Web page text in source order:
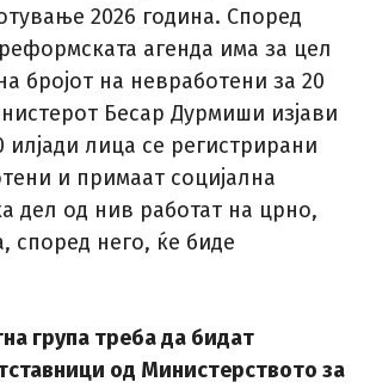
2026 година. Според
агенда има за цел
бројот на невработени за 20
Бесар Дурмиши изјави
илјади лица се регистрирани
и примаат социјална
дел од нив работат на црно,
според него, ќе биде
група треба да бидат
од Министерството за